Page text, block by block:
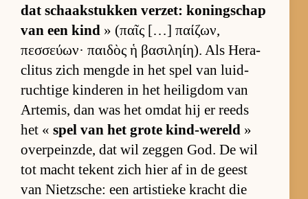
dat schaak­stuk­ken ver­zet: ko­ning­schap
van een kind » (παῖς […] παίζων,
πεσσεύων· παιδὸς ἡ βασιληίη). Als He­ra­
cli­tus zich mengde in het spel van luid­
ruch­tige kin­de­ren in het hei­lig­dom van
Ar­te­mis, dan was het om­dat hij er reeds
het « spel van het grote kind-we­reld »
over­peinz­de, dat wil zeg­gen God. De wil
tot macht te­kent zich hier af in de geest
van Nietz­sche: een ar­tis­tieke kracht die